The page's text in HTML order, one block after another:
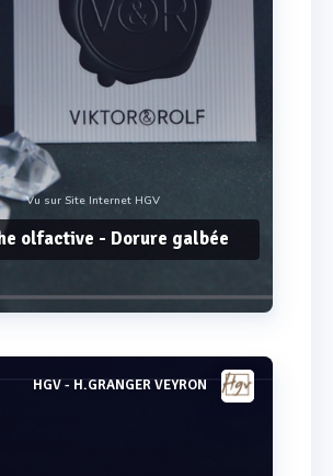
Vu sur Site Internet HGV
olfactive - Dorure galbée
Voir plus
HGV - H.GRANGER VEYRON